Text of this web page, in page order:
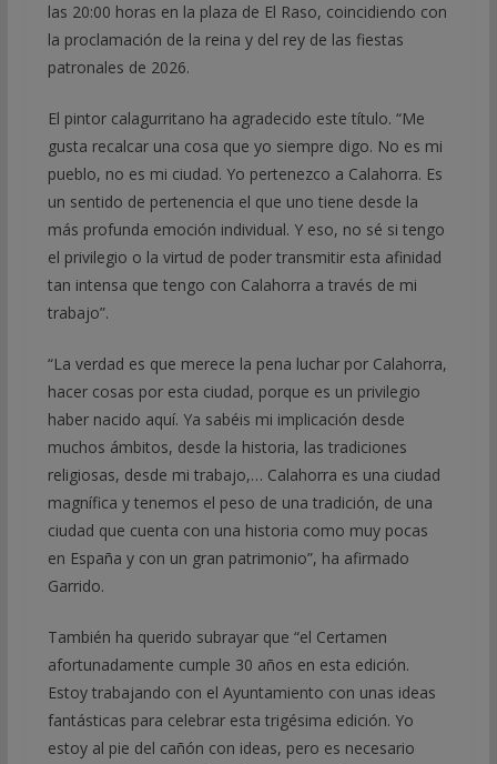
las 20:00 horas en la plaza de El Raso, coincidiendo con
la proclamación de la reina y del rey de las fiestas
patronales de 2026.
El pintor calagurritano ha agradecido este título. “Me
gusta recalcar una cosa que yo siempre digo. No es mi
pueblo, no es mi ciudad. Yo pertenezco a Calahorra. Es
un sentido de pertenencia el que uno tiene desde la
más profunda emoción individual. Y eso, no sé si tengo
el privilegio o la virtud de poder transmitir esta afinidad
tan intensa que tengo con Calahorra a través de mi
trabajo”.
“La verdad es que merece la pena luchar por Calahorra,
hacer cosas por esta ciudad, porque es un privilegio
haber nacido aquí. Ya sabéis mi implicación desde
muchos ámbitos, desde la historia, las tradiciones
religiosas, desde mi trabajo,… Calahorra es una ciudad
magnífica y tenemos el peso de una tradición, de una
ciudad que cuenta con una historia como muy pocas
en España y con un gran patrimonio”, ha afirmado
Garrido.
También ha querido subrayar que “el Certamen
afortunadamente cumple 30 años en esta edición.
Estoy trabajando con el Ayuntamiento con unas ideas
fantásticas para celebrar esta trigésima edición. Yo
estoy al pie del cañón con ideas, pero es necesario